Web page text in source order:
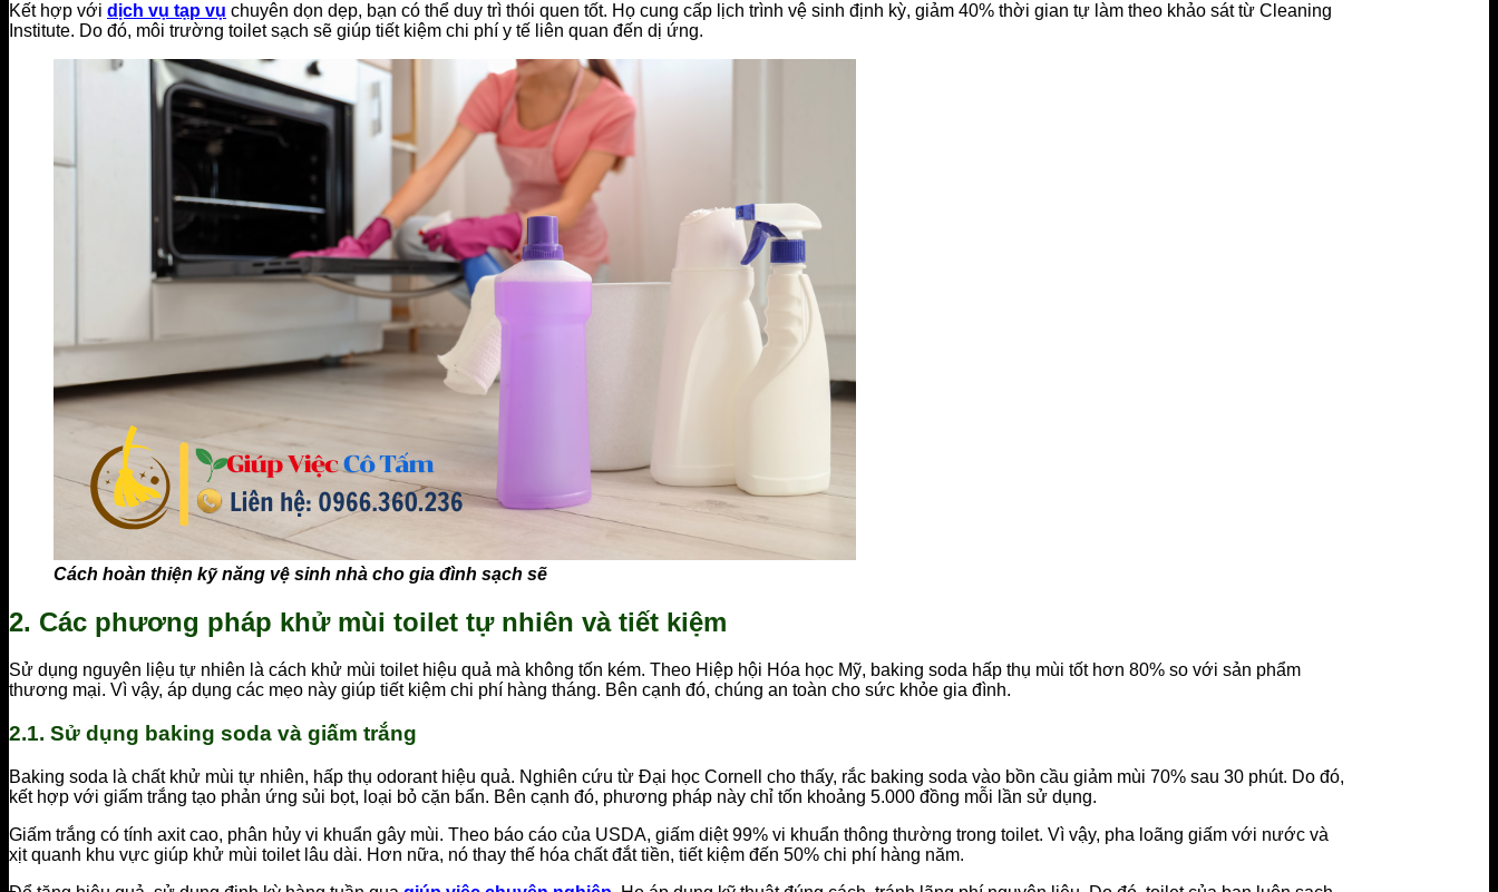
Kết hợp với dịch vụ tạp vụ chuyên dọn dẹp, bạn có thể duy trì thói quen tốt. Họ cung cấp lịch trình vệ sinh định kỳ, giảm 40% thời gian tự làm theo khảo sát từ Cleaning
Institute. Do đó, môi trường toilet sạch sẽ giúp tiết kiệm chi phí y tế liên quan đến dị ứng.
Cách hoàn thiện kỹ năng vệ sinh nhà cho gia đình sạch sẽ
2. Các phương pháp khử mùi toilet tự nhiên và tiết kiệm
Sử dụng nguyên liệu tự nhiên là cách khử mùi toilet hiệu quả mà không tốn kém. Theo Hiệp hội Hóa học Mỹ, baking soda hấp thụ mùi tốt hơn 80% so với sản phẩm
thương mại. Vì vậy, áp dụng các mẹo này giúp tiết kiệm chi phí hàng tháng. Bên cạnh đó, chúng an toàn cho sức khỏe gia đình.
2.1. Sử dụng baking soda và giấm trắng
Baking soda là chất khử mùi tự nhiên, hấp thụ odorant hiệu quả. Nghiên cứu từ Đại học Cornell cho thấy, rắc baking soda vào bồn cầu giảm mùi 70% sau 30 phút. Do đó,
kết hợp với giấm trắng tạo phản ứng sủi bọt, loại bỏ cặn bẩn. Bên cạnh đó, phương pháp này chỉ tốn khoảng 5.000 đồng mỗi lần sử dụng.
Giấm trắng có tính axit cao, phân hủy vi khuẩn gây mùi. Theo báo cáo của USDA, giấm diệt 99% vi khuẩn thông thường trong toilet. Vì vậy, pha loãng giấm với nước và
xịt quanh khu vực giúp khử mùi toilet lâu dài. Hơn nữa, nó thay thế hóa chất đắt tiền, tiết kiệm đến 50% chi phí hàng năm.